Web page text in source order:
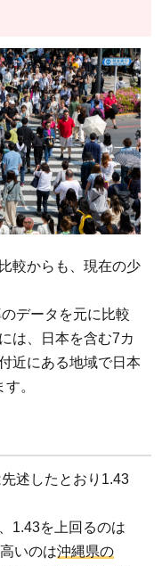
較からも、現在の少
データを元に比較
は、日本を含む7カ
近にある地域で日本
。
述したとおり1.43
1.43を上回るのは
いのは沖縄県の